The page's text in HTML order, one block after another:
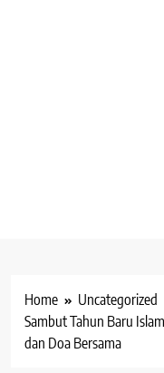
Home
Uncategorized
Sambut Tahun Baru
dan Doa Bersama